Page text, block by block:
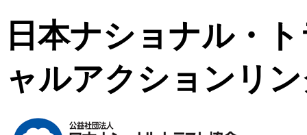
日本ナショナル・
ャルアクションリ